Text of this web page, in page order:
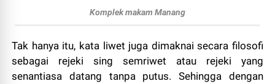
Komplek makam Manang
Tak hanya itu, kata liwet juga dimaknai secara filosofi
sebagai rejeki sing semriwet atau rejeki yang
senantiasa datang tanpa putus. Sehingga dengan